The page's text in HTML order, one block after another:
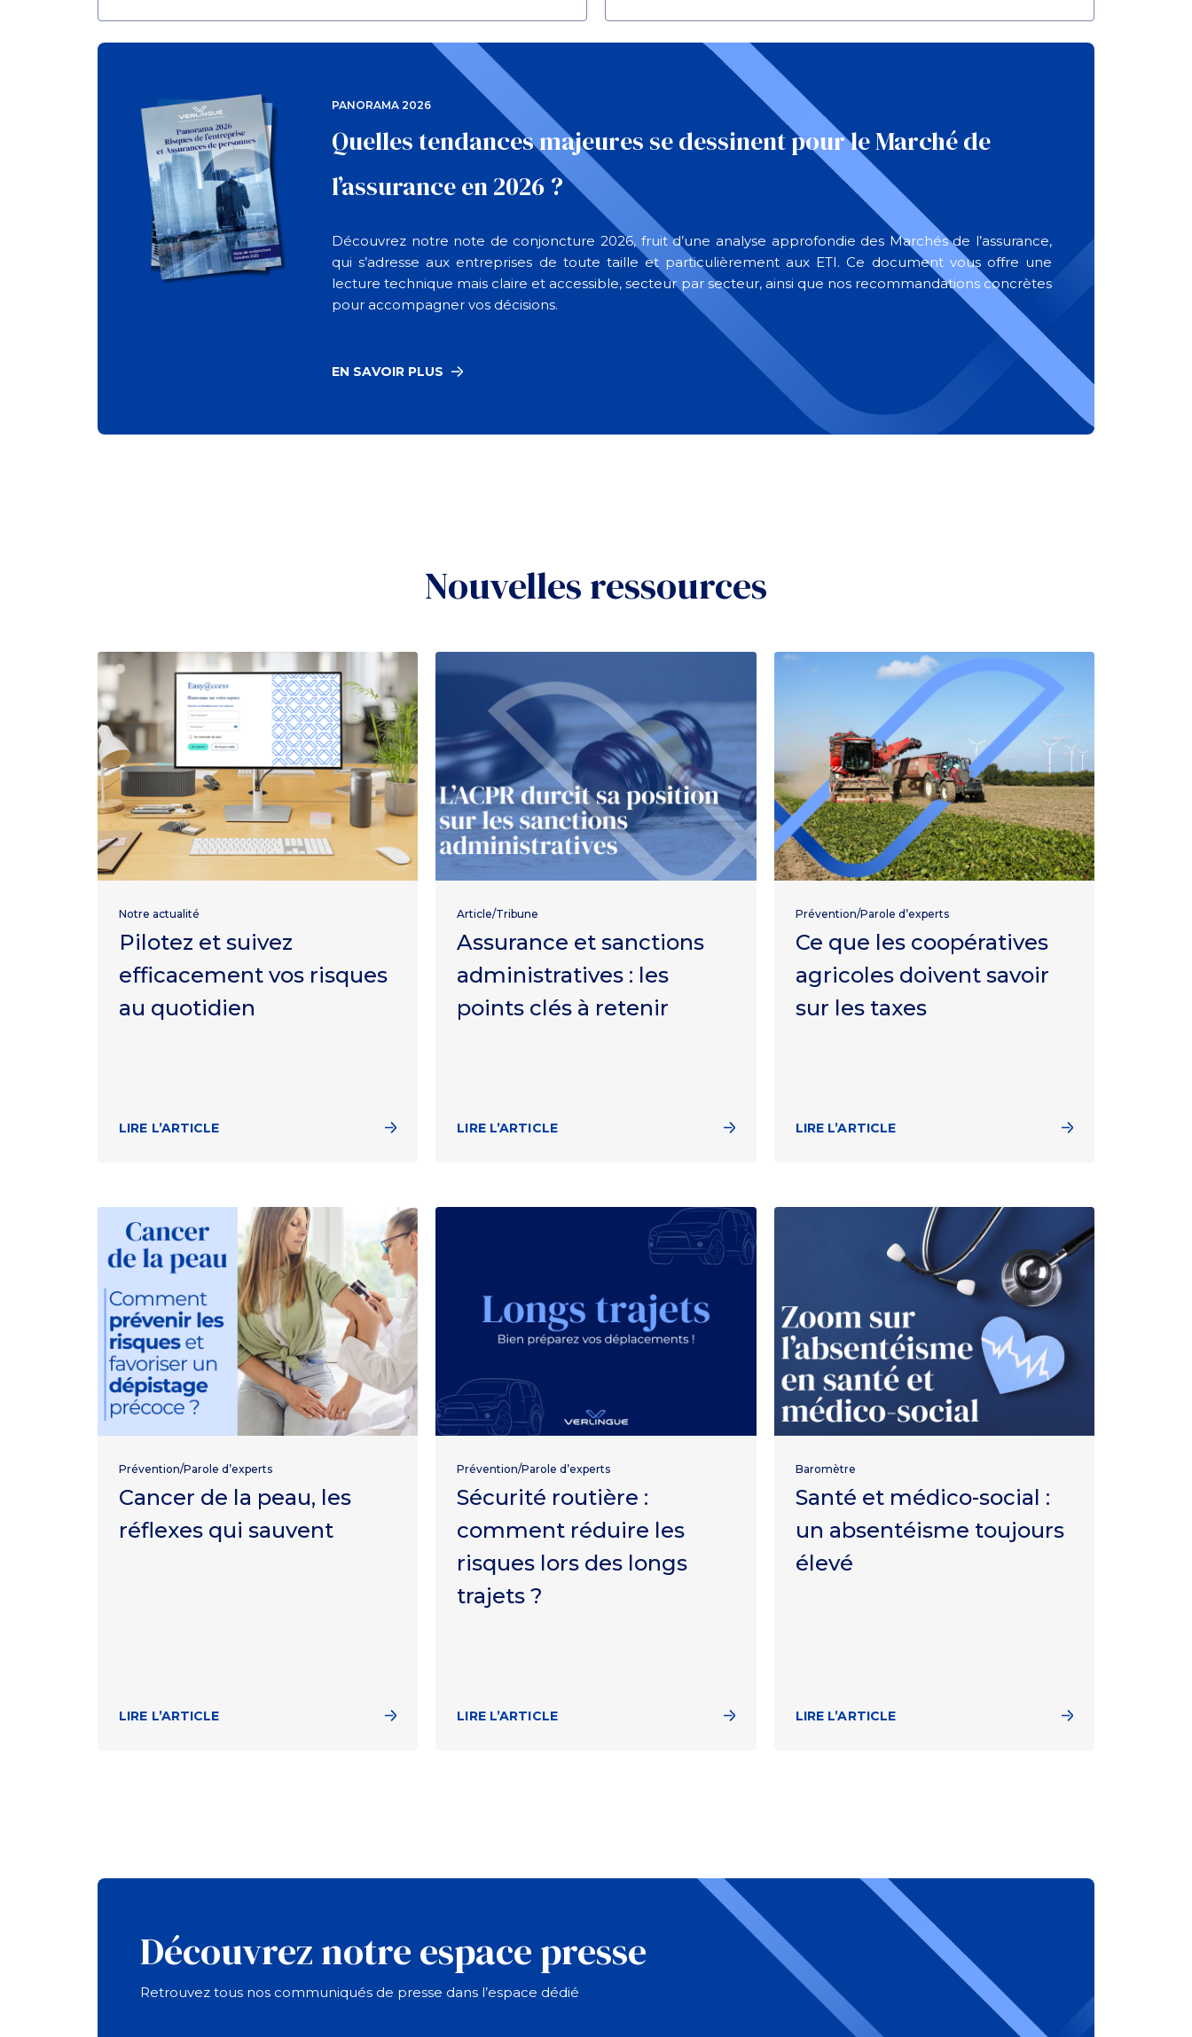
PANORAMA 2026
Quelles tendances majeures se dessinent pour le Marché de
l’assurance en 2026 ?
Découvrez notre note de conjoncture 2026, fruit d’une analyse approfondie des Marchés de l’assurance,
qui s’adresse aux entreprises de toute taille et particulièrement aux ETI. Ce document vous offre une
lecture technique mais claire et accessible, secteur par secteur, ainsi que nos recommandations concrètes
pour accompagner vos décisions.
EN SAVOIR PLUS
Nouvelles ressources
Notre actualité
Pilotez et suivez
efficacement vos risques
au quotidien
LIRE L’ARTICLE
Article/Tribune
Assurance et sanctions
administratives : les
points clés à retenir
LIRE L’ARTICLE
Prévention/Parole d’experts
Ce que les coopératives
agricoles doivent savoir
sur les taxes
LIRE L’ARTICLE
Prévention/Parole d’experts
Cancer de la peau, les
réflexes qui sauvent
LIRE L’ARTICLE
Prévention/Parole d’experts
Sécurité routière :
comment réduire les
risques lors des longs
trajets ?
LIRE L’ARTICLE
Baromètre
Santé et médico-social :
un absentéisme toujours
élevé
LIRE L’ARTICLE
Découvrez notre espace presse
Retrouvez tous nos communiqués de presse dans l’espace dédié